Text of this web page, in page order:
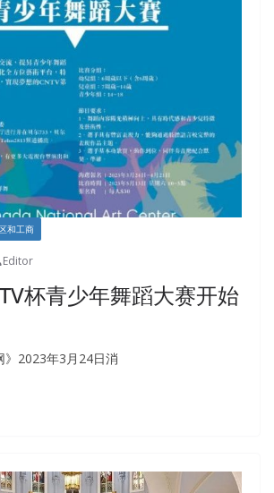
和工商
Editor
杯青少年舞蹈大赛开始
》2023年3月24日消